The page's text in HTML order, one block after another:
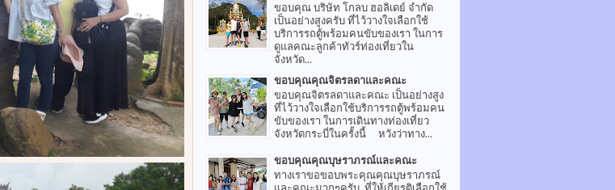
ขอบคุณ บริษัท โกลบ ฮอลิเดย์ จำกัด
เป็นอย่างสูงครับ ที่ไว้วางใจเลือกใช้
บริการรถตู้พร้อมคนขับของเรา ในการ
ดูแลคณะลูกค้าทัวร์ท่องเที่ยวใน
จังหวัด...
ขอบคุณคุณจิตรลดาและคณะ
ขอบคุณจิตรลดาและคณะ เป็นอย่างสูง
ที่ไว้วางใจเลือกใช้บริการรถตู้พร้อมคน
ขับของเรา ในการเดินทางท่องเที่ยว
จังหวัดกระบี่ในครั้งนี้ หวังว่าทาง...
ขอบคุณคุณบุษราภรณ์และคณะ
ทางเราขอขอบพระคุณคุณบุษราภรณ์